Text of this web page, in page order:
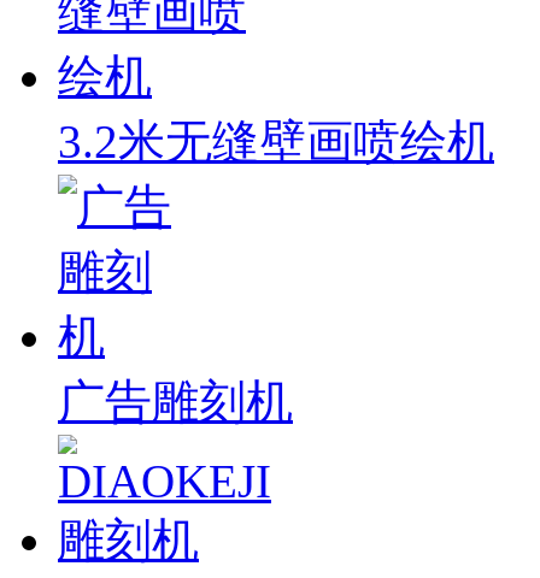
3.2米无缝壁画喷绘机
广告雕刻机